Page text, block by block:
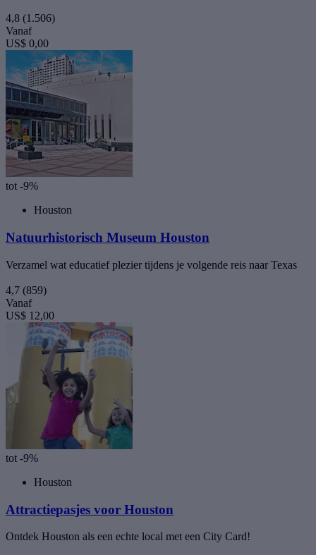
4,8 (1.506)
Vanaf
US$ 0,00
tot -9%
Houston
Natuurhistorisch Museum Houston
Verzamel wat educatief plezier tijdens je volgende reis naar Texas
4,7 (859)
Vanaf
US$ 12,00
tot -9%
Houston
Attractiepasjes voor Houston
Ontdek Houston als een echte local met een City Card!